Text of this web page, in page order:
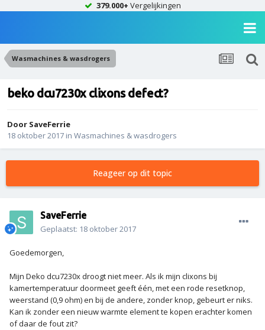
379.000+ Vergelijkingen
Wasmachines & wasdrogers
beko dcu7230x clixons defect?
Door SaveFerrie
18 oktober 2017 in Wasmachines & wasdrogers
Reageer op dit topic
SaveFerrie
Geplaatst: 18 oktober 2017
Goedemorgen,
Mijn Deko dcu7230x droogt niet meer. Als ik mijn clixons bij
kamertemperatuur doormeet geeft één, met een rode resetknop,
weerstand (0,9 ohm) en bij de andere, zonder knop, gebeurt er niks.
Kan ik zonder een nieuw warmte element te kopen erachter komen
of daar de fout zit?